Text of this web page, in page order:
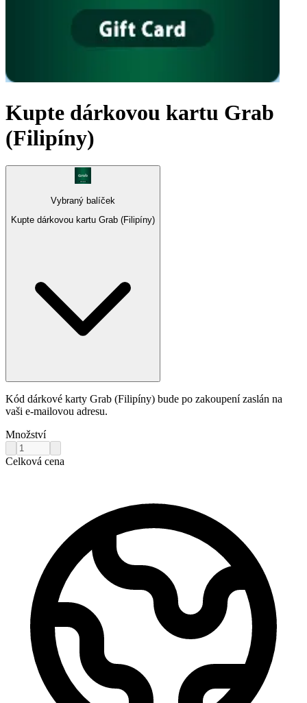
Kupte dárkovou kartu Grab
(Filipíny)
Vybraný balíček
Kupte dárkovou kartu Grab (Filipíny)
Kód dárkové karty Grab (Filipíny) bude po zakoupení zaslán na
vaši e-mailovou adresu.
Množství
Celková cena